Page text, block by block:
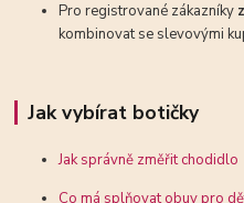
Pro registrované zákazníky
kombinovat se slevovými
Jak vybírat botičky
Jak správně změřit chodidlo
Co má splňovat obuv pro